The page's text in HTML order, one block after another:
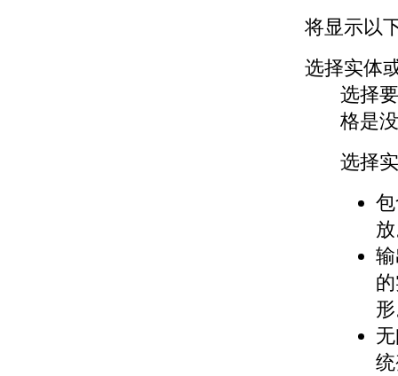
将显示以
选择实体
选择
格是
选择